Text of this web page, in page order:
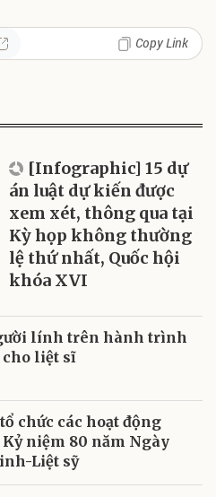
Copy Link
[Infographic] 15 dự
án luật dự kiến được
xem xét, thông qua tại
Kỳ họp không thường
lệ thứ nhất, Quốc hội
khóa XVI
lính trên hành trình
liệt sĩ
chức các hoạt động
niệm 80 năm Ngày
Liệt sỹ